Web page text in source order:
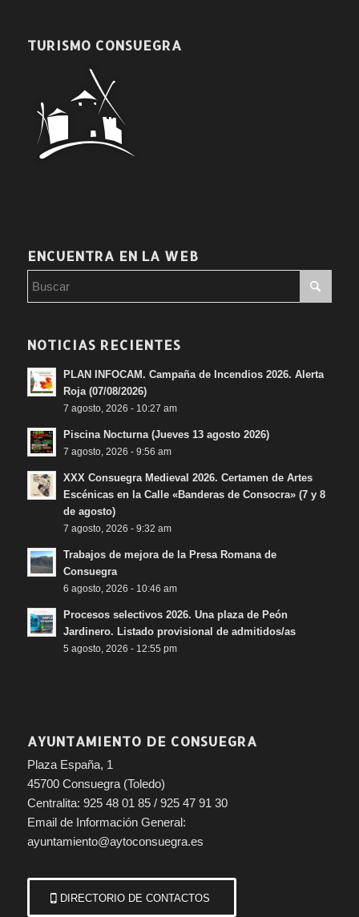
TURISMO CONSUEGRA
ENCUENTRA EN LA WEB
NOTICIAS RECIENTES
PLAN INFOCAM. Campaña de Incendios 2026. Alerta
Roja (07/08/2026)
7 agosto, 2026 - 10:27 am
Piscina Nocturna (Jueves 13 agosto 2026)
7 agosto, 2026 - 9:56 am
XXX Consuegra Medieval 2026. Certamen de Artes
Escénicas en la Calle «Banderas de Consocra» (7 y 8
de agosto)
7 agosto, 2026 - 9:32 am
Trabajos de mejora de la Presa Romana de
Consuegra
6 agosto, 2026 - 10:46 am
Procesos selectivos 2026. Una plaza de Peón
Jardinero. Listado provisional de admitidos/as
5 agosto, 2026 - 12:55 pm
AYUNTAMIENTO DE CONSUEGRA
Plaza España, 1
45700 Consuegra (Toledo)
Centralita: 925 48 01 85 / 925 47 91 30
Email de Información General:
ayuntamiento@aytoconsuegra.es
DIRECTORIO DE CONTACTOS